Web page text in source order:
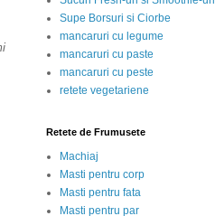
Supe Borsuri si Ciorbe
mancaruri cu legume
mancaruri cu paste
mancaruri cu peste
retete vegetariene
Retete de Frumusete
Machiaj
Masti pentru corp
Masti pentru fata
Masti pentru par